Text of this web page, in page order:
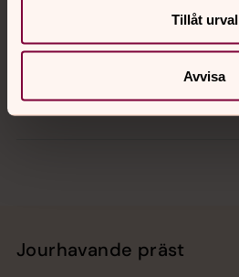
Tillåt urval
Avvisa
Hitta snabbt
Sociala kanaler
Jourhavande präst